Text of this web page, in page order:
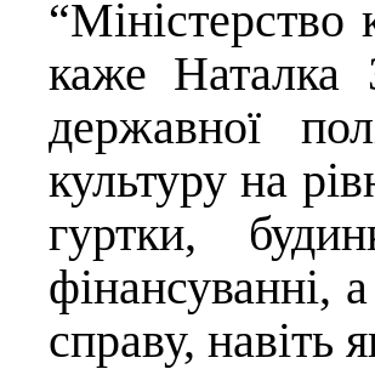
“Міністерство
каже Наталка
державної
культуру на
гуртки,
фінансуванні,
справу, навіть